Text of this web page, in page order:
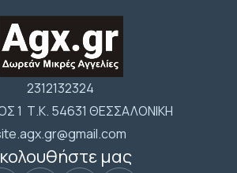
2312132324
1 Τ.Κ. 54631 ΘΕΣΣΑΛΟΝΙΚΗ
μας